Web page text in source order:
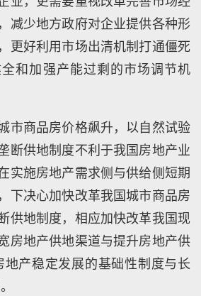
减少地方政府对企业提供各种形
更好利用市场出清机制打通僵死
和加强产能过剩的市场调节机
市商品房价格飙升，以自然试验
断供地制度不利于我国房地产业
实施房地产需求侧与供给侧短期
下决心加快改革我国城市商品房
供地制度，相应加快改革我国现
房地产供地渠道与提升房地产供
地产稳定发展的基础性制度与长